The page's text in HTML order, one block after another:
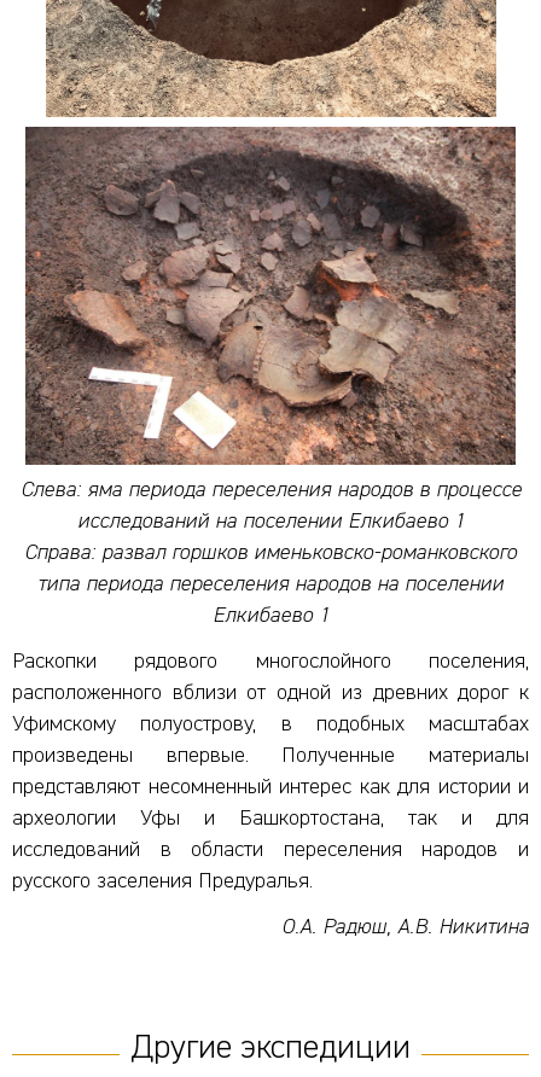
Слева: яма периода переселения народов в процессе
исследований на поселении Елкибаево 1
Справа: развал горшков именьковско-романковского
типа периода переселения народов на поселении
Елкибаево 1
Раскопки рядового многослойного поселения,
расположенного вблизи от одной из древних дорог к
Уфимскому полуострову, в подобных масштабах
произведены впервые. Полученные материалы
представляют несомненный интерес как для истории и
археологии Уфы и Башкортостана, так и для
исследований в области переселения народов и
русского заселения Предуралья.
О.А. Радюш, А.В. Никитина
Другие экспедиции